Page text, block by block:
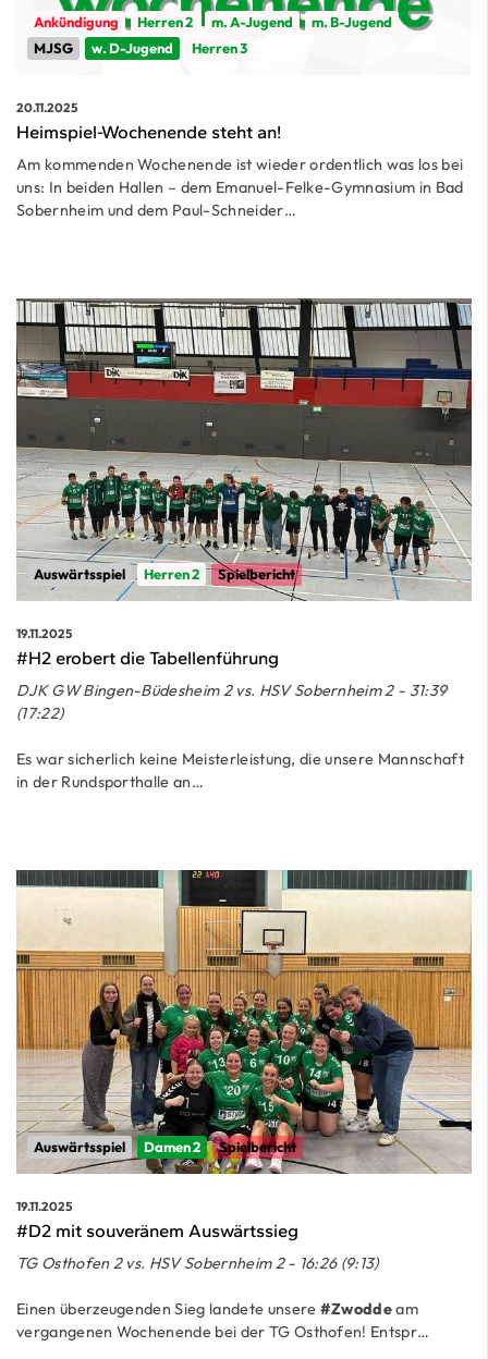
Ankündigung Herren 2 m. A-Jugend
m. B-Jugend
MJSG
w. D-Jugend Herren 3
20.11.2025
Heimspiel-Wochenende steht an!
Am kommenden Wochenende ist wieder ordentlich was los bei
uns: In beiden Hallen – dem Emanuel-Felke-Gymnasium in Bad
Sobernheim und dem Paul-Schneider…
Auswärtsspiel Herren 2 Spielbericht
19.11.2025
#H2 erobert die Tabellenführung
DJK GW Bingen-Büdesheim 2 vs. HSV Sobernheim 2 - 31:39
(17:22)
Es war sicherlich keine Meisterleistung, die unsere Mannschaft
in der Rundsporthalle an…
Auswärtsspiel Damen 2 Spielbericht
19.11.2025
#D2 mit souveränem Auswärtssieg
TG Osthofen 2 vs. HSV Sobernheim 2 - 16:26 (9:13)
Einen überzeugenden Sieg landete unsere #Zwoddeam
vergangenen Wochenende bei der TG Osthofen! Entspr…